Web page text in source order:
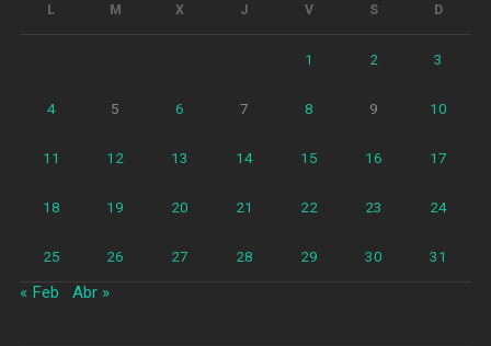
L M X J V S D
1 2 3
4 5 6 7 8 9 10
11 12 13 14 15 16 17
18 19 20 21 22 23 24
25 26 27 28 29 30 31
« Feb Abr »